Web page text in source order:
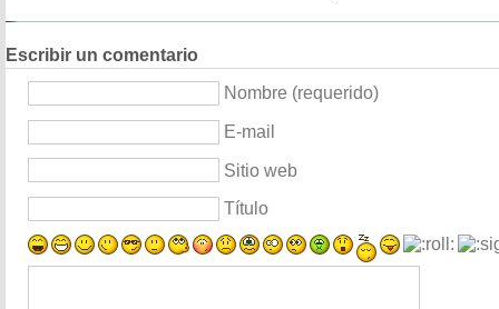
Escribir un comentario
Nombre (requerido)
E-mail
Sitio web
Título